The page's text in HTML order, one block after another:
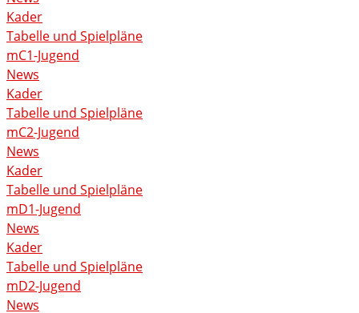
Kader
Tabelle und Spielpläne
mC1-Jugend
News
Kader
Tabelle und Spielpläne
mC2-Jugend
News
Kader
Tabelle und Spielpläne
mD1-Jugend
News
Kader
Tabelle und Spielpläne
mD2-Jugend
News